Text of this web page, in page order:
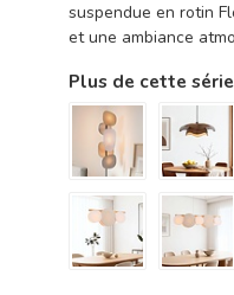
suspendue en rotin
et une ambiance
Plus de cette série